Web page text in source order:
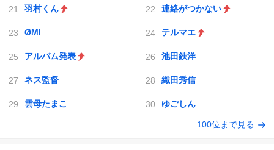
羽村くん 連絡がつかない
ØMI テルマエ
アルバム発表 池田鉄洋
ネス監督 織田秀信
雲母たまこ ゆごしん
100位まで見る